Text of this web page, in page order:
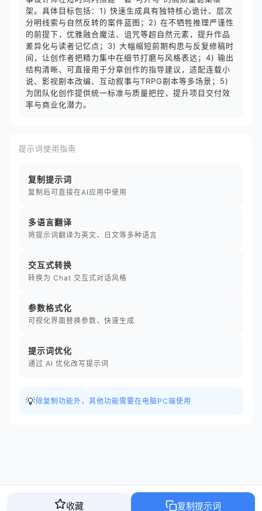
架。具体目标包括：1) 快速生成具有独特核心诡计、层次
分明线索与自然反转的案件蓝图；2) 在不牺牲推理严谨性
的前提下，优雅融合魔法、诅咒等超自然元素，提升作品
差异化与读者记忆点；3) 大幅缩短前期构思与反复修稿时
间，让创作者把精力集中在细节打磨与风格表达；4) 输出
结构清晰、可直接用于分章创作的指导建议，适配连载小
说、影视剧本改编、互动叙事与TRPG剧本等多场景；5)
为团队化创作提供统一标准与质量把控，提升项目交付效
率与商业化潜力。
提示词使用指南
复制提示词
复制后可直接在AI应用中使用
多语言翻译
将提示词翻译为英文、日文等多种语言
交互式转换
转换为 Chat 交互式对话风格
参数格式化
可视化界面替换参数，快速生成
提示词优化
通过 AI 优化改写提示词
💡 除复制功能外，其他功能需要在电脑PC端使用
收藏 复制提示词